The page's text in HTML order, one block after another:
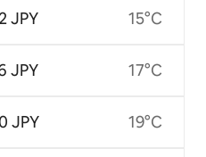
JPY
JPY
JPY
15°C
17°C
19°C